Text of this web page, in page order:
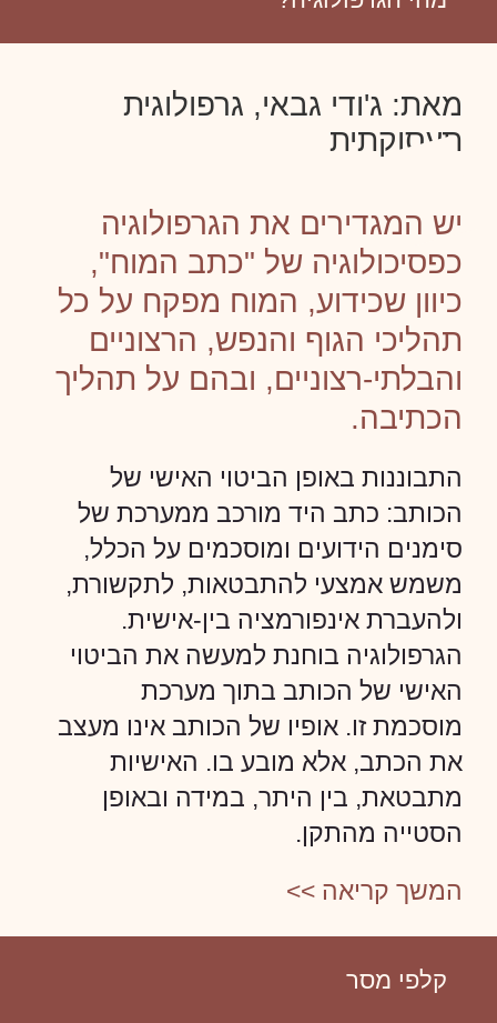
מאת: ג'ודי גבאי, גרפולוגית
תעסוקתית
יש המגדירים את הגרפולוגיה
כפסיכולוגיה של "כתב המוח",
כיוון שכידוע, המוח מפקח על כל
תהליכי הגוף והנפש, הרצוניים
והבלתי-רצוניים, ובהם על תהליך
הכתיבה.
התבוננות באופן הביטוי האישי של
הכותב: כתב היד מורכב ממערכת של
סימנים הידועים ומוסכמים על הכלל,
משמש אמצעי להתבטאות, לתקשורת,
ולהעברת אינפורמציה בין-אישית.
הגרפולוגיה בוחנת למעשה את הביטוי
האישי של הכותב בתוך מערכת
מוסכמת זו. אופיו של הכותב אינו מעצב
את הכתב, אלא מובע בו. האישיות
מתבטאת, בין היתר, במידה ובאופן
הסטייה מהתקן.
המשך קריאה >>
קלפי מסר